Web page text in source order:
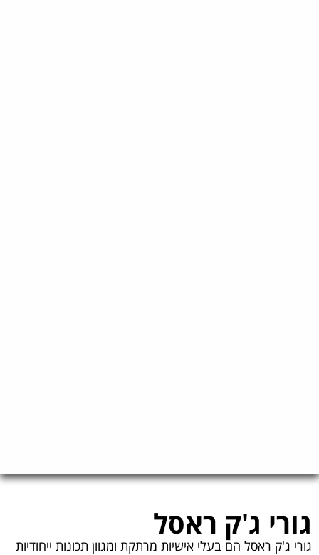
גורי ג'ק ראסל
גורי ג'ק ראסל הם בעלי אישיות מרתקת ומגוון תכונות ייחודיות